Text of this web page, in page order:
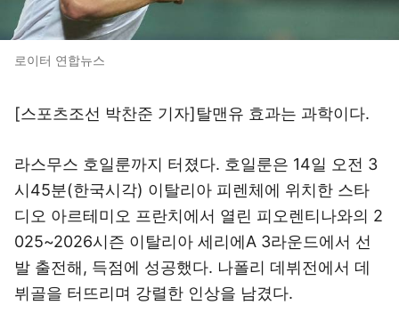
로이터 연합뉴스
[스포츠조선 박찬준 기자]탈맨유 효과는 과학이다.
라스무스 호일룬까지 터졌다. 호일룬은 14일 오전 3
시45분(한국시각) 이탈리아 피렌체에 위치한 스타
디오 아르테미오 프란치에서 열린 피오렌티나와의 2
025~2026시즌 이탈리아 세리에A 3라운드에서 선
발 출전해, 득점에 성공했다. 나폴리 데뷔전에서 데
뷔골을 터뜨리며 강렬한 인상을 남겼다.